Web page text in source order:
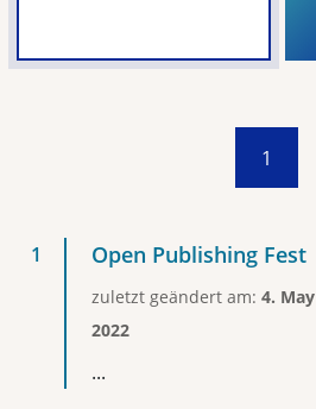
1
Open Publishing Fest
zuletzt geändert am: 4. May
2022
...